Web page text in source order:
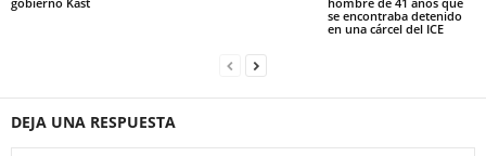
se encontraba detenido
en una cárcel del ICE
DEJA UNA RESPUESTA